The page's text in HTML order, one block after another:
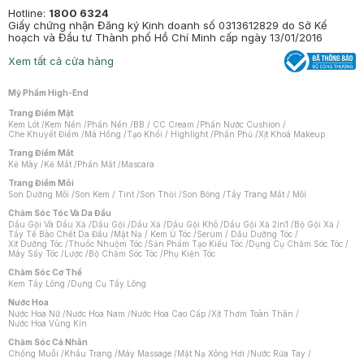
Hotline: 1800 6324
Giấy chứng nhận Đăng ký Kinh doanh số 0313612829 do Sở Kế
hoạch và Đầu tư Thành phố Hồ Chí Minh cấp ngày 13/01/2016
Xem tất cả cửa hàng
Mỹ Phẩm High-End
Trang Điểm Mặt
Kem Lót / Kem Nền / Phấn Nền / BB / CC Cream / Phấn Nước Cushion /
Che Khuyết Điểm / Má Hồng /Tạo Khối / Highlight / Phấn Phủ /Xịt Khoá Makeup
Trang Điểm Mắt
Kẻ Mày / Kẻ Mắt / Phấn Mắt / Mascara
Trang Điểm Môi
Son Dưỡng Môi /Son Kem / Tint /Son Thỏi /Son Bóng /Tẩy Trang Mắt / Môi
Chăm Sóc Tóc Và Da Đầu
Dầu Gội Và Dầu Xả / Dầu Gội / Dầu Xả / Dầu Gội Khô / Dầu Gội Xả 2in1 / Bộ Gội Xả /
Tẩy Tế Bào Chết Da Đầu / Mặt Nạ / Kem Ủ Tóc /Serum / Dầu Dưỡng Tóc /
Xịt Dưỡng Tóc /Thuốc Nhuộm Tóc /Sản Phẩm Tạo Kiểu Tóc / Dụng Cụ Chăm Sóc Tóc /
Máy Sấy Tóc / Lược / Bộ Chăm Sóc Tóc / Phụ Kiện Tóc
Chăm Sóc Cơ Thể
Kem Tẩy Lông / Dụng Cụ Tẩy Lông
Nước Hoa
Nước Hoa Nữ / Nước Hoa Nam / Nước Hoa Cao Cấp /Xịt Thơm Toàn Thân /
Nước Hoa Vùng Kín
Chăm Sóc Cá Nhân
Chống Muỗi / Khẩu Trang / Máy Massage / Mặt Nạ Xông Hơi / Nước Rửa Tay /